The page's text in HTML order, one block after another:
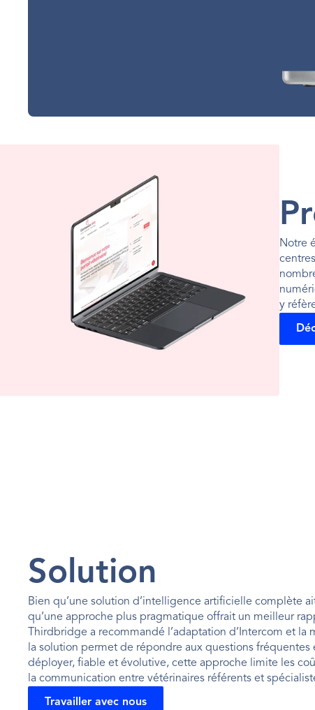
Notre
y
Solution
Bien qu’une solution d’intelligence artificielle complète
qu’une approche plus pragmatique offrait un meilleur
Thirdbridge a recommandé l’adaptation d’Intercom et
la solution permet de répondre aux questions
déployer, fiable et évolutive, cette approche limite les
la communication entre vétérinaires référents et
Travailler avec nous